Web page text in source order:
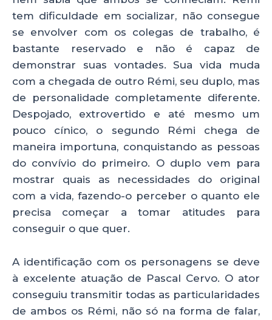
tem dificuldade em socializar, não consegue
se envolver com os colegas de trabalho, é
bastante reservado e não é capaz de
demonstrar suas vontades. Sua vida muda
com a chegada de outro Rémi, seu duplo, mas
de personalidade completamente diferente.
Despojado, extrovertido e até mesmo um
pouco cínico, o segundo Rémi chega de
maneira importuna, conquistando as pessoas
do convívio do primeiro. O duplo vem para
mostrar quais as necessidades do original
com a vida, fazendo-o perceber o quanto ele
precisa começar a tomar atitudes para
conseguir o que quer.
A identificação com os personagens se deve
à excelente atuação de Pascal Cervo. O ator
conseguiu transmitir todas as particularidades
de ambos os Rémi, não só na forma de falar,